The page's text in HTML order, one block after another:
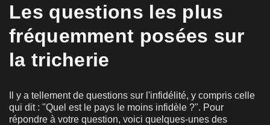
Les questions les plus
fréquemment posées sur
la tricherie
Il y a tellement de questions sur l'infidélité, y compris celle
qui dit : "Quel est le pays le moins infidèle ?". Pour
répondre à votre question, voici quelques-unes des